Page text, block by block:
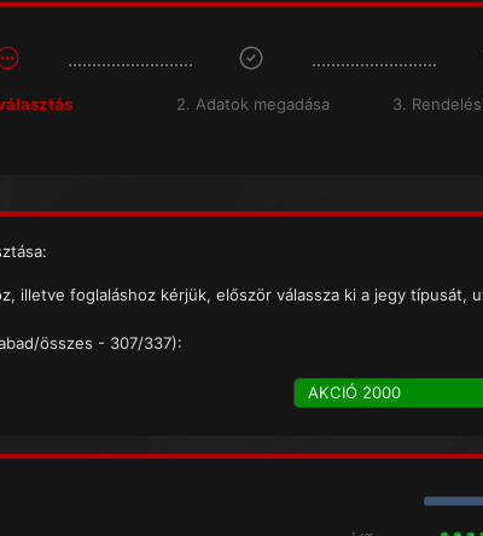
2. Adatok megadása 3.
illetve foglaláshoz kérjük, először válassza ki a jegy típusát,
összes - 307/337):
AKCIÓ 2000